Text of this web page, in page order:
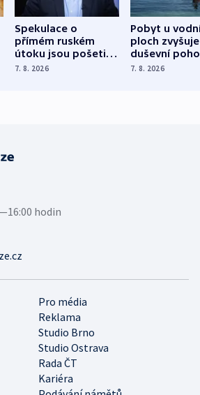
Spekulace o
přímém ruském
útoku jsou pošetilé,
míní estonský
7. 8. 2026
Pobyt u
ploch zvyšuje
duševní
ukázala
7. 8. 2026
Pro média
Reklama
Studio Brno
Studio Ostrava
Rada ČT
Kariéra
hodin